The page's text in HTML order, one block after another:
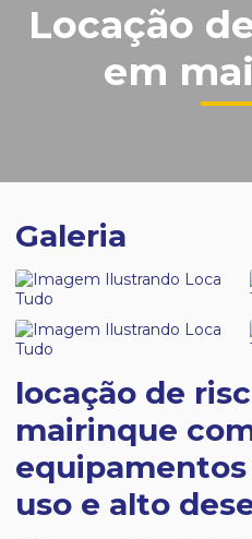
Locação
em
Galeria
locação de
mairinque
uso e alto